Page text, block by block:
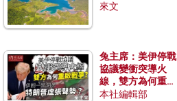
來文
兔主席：美伊停戰
協議變衝突導火
線，雙方為何重啟
戰爭？伊朗一早洞
本社編輯部